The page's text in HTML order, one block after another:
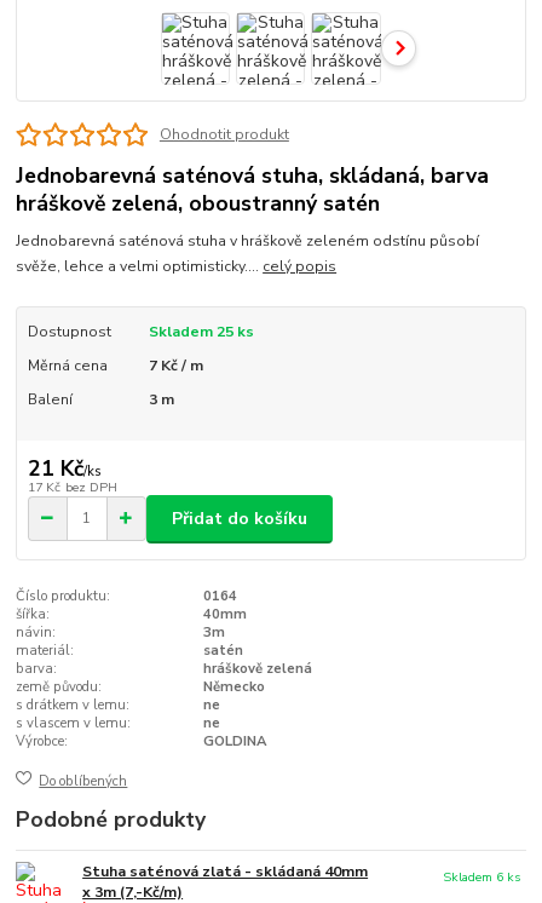
Ohodnotit produkt
Jednobarevná saténová stuha, skládaná, barva
hráškově zelená, oboustranný satén
Jednobarevná saténová stuha v hráškově zeleném odstínu působí
svěže, lehce a velmi optimisticky.... celý popis
Dostupnost
Skladem 25 ks
Měrná cena
7 Kč / m
Balení
3 m
21 Kč/ks
17 Kč bez DPH
Přidat do košíku
Číslo produktu:
0164
šířka:
40mm
návin:
3m
materiál:
satén
barva:
hráškově zelená
země původu:
Německo
s drátkem v lemu:
ne
s vlascem v lemu:
ne
Výrobce:
GOLDINA
Do oblíbených
Podobné produkty
Stuha saténová zlatá - skládaná 40mm
x 3m (7,-Kč/m)
Skladem 6 ks